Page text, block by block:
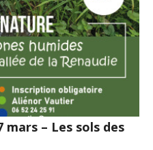
mars – Les sols des